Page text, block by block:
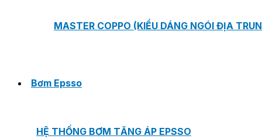
MASTER COPPO (KIỂU DÁNG NGÓI ĐỊA
Bơm Epsso
HỆ THỐNG BƠM TĂNG ÁP EPSSO